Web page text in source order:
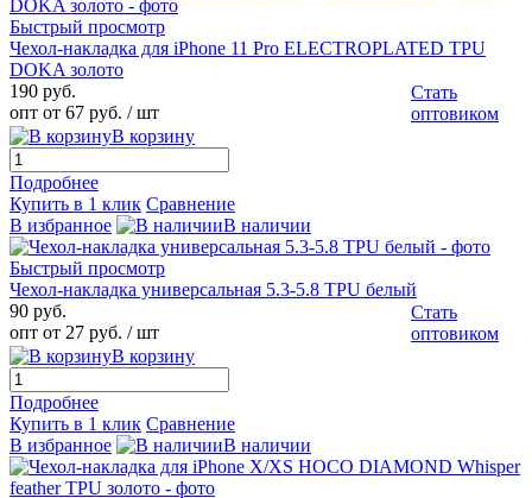
Быстрый просмотр
Чехол-накладка для iPhone 11 Pro ELECTROPLATED TPU
DOKA золото
190 руб.
опт от 67 руб. / шт
Стать
оптовиком
В корзину
Подробнее
Купить в 1 клик Сравнение
В избранное
В наличии
Быстрый просмотр
Чехол-накладка универсальная 5.3-5.8 TPU белый
90 руб.
опт от 27 руб. / шт
Стать
оптовиком
В корзину
Подробнее
Купить в 1 клик Сравнение
В избранное
В наличии